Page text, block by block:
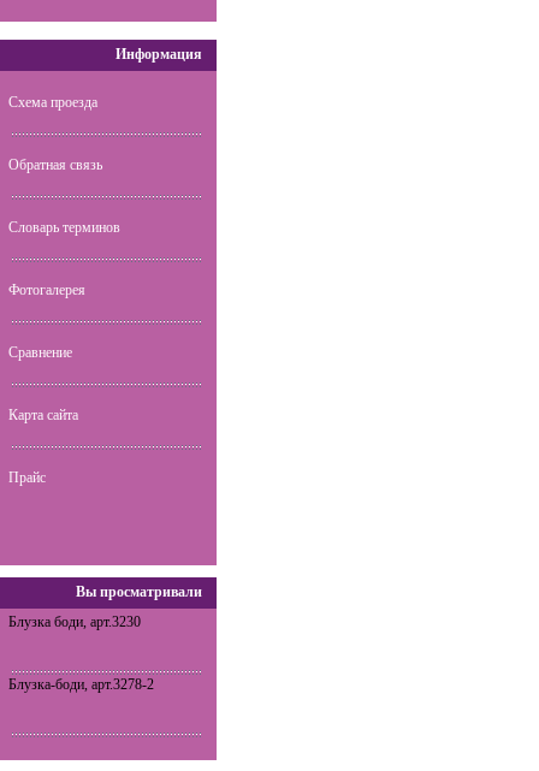
Информация
Схема проезда
Обратная связь
Словарь терминов
Фотогалерея
Сравнение
Карта сайта
Прайс
Вы просматривали
Блузка боди, арт.3230
Блузка-боди, арт.3278-2